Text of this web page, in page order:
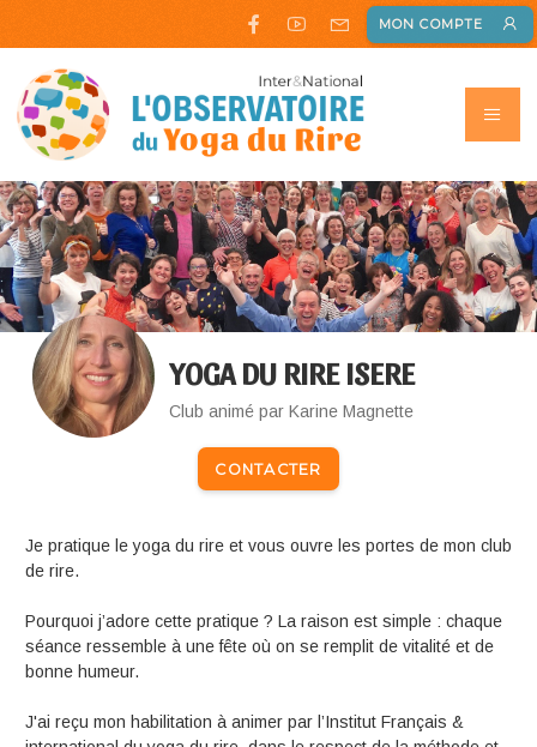
MON COMPTE
YOGA DU RIRE ISERE
Club animé par Karine Magnette
CONTACTER
Je pratique le yoga du rire et vous ouvre les portes de mon club
de rire.
Pourquoi j’adore cette pratique ? La raison est simple : chaque
séance ressemble à une fête où on se remplit de vitalité et de
bonne humeur.
J'ai reçu mon habilitation à animer par l’Institut Français &